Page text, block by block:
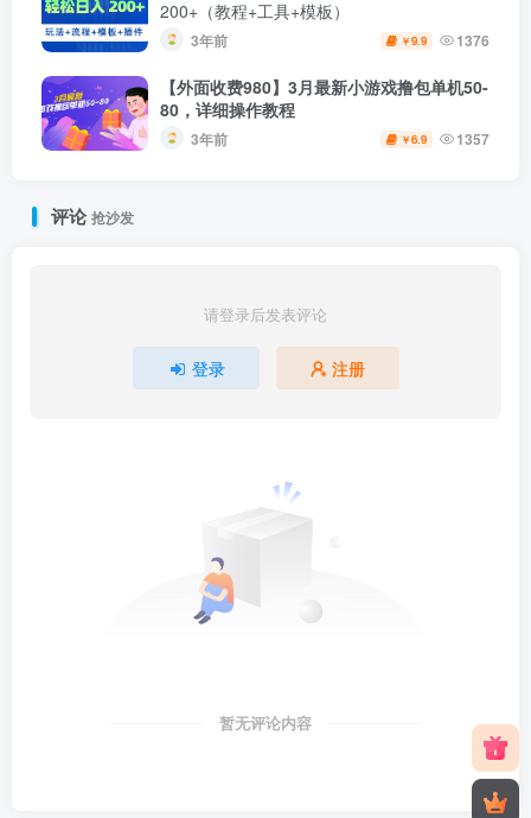
200+（教程+工具+模板）
3年前 ￥9.9 1376
【外面收费980】3月最新小游戏撸包单机50-
80，详细操作教程
3年前 ￥6.9 1357
评论抢沙发
请登录后发表评论
登录 注册
暂无评论内容